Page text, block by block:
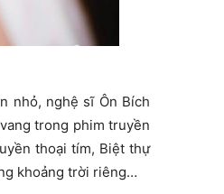
nhỏ, nghệ sĩ Ôn Bích
trong phim truyền
thoại tím, Biệt thự
khoảng trời riêng…